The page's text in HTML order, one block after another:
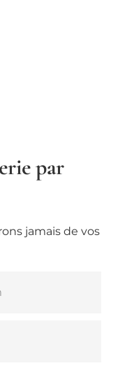
par
jamais de vos